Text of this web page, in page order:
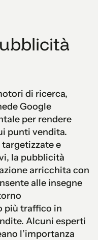
di ricerca,
Google
per rendere
punti vendita.
e
la pubblicità
arricchita con
alle insegne
più traffico in
Alcuni esperti
l’importanza